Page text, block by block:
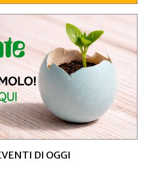
DI OGGI